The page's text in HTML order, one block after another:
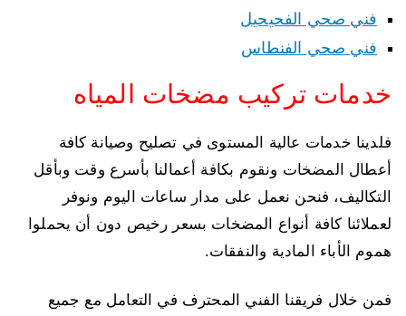
فني صحي الفحيحيل
فني صحي الفنطاس
خدمات تركيب مضخات المياه
فلدينا خدمات عالية المستوى في تصليح وصيانة كافة
أعطال المضخات ونقوم بكافة أعمالنا بأسرع وقت وبأقل
التكاليف، فنحن نعمل على مدار ساعات اليوم ونوفر
لعملائنا كافة أنواع المضخات بسعر رخيص دون أن يحملوا
هموم الأباء المادية والنفقات.
فمن خلال فريقنا الفني المحترف في التعامل مع جميع